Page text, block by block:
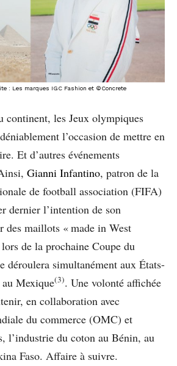
: Les marques IGC Fashion et ©Concrete
continent, les Jeux olympiques
l’occasion de mettre en
Et d’autres événements
Gianni Infantino, patron de la
de football association (FIFA)
dernier l’intention de son
des maillots « made in West
de la prochaine Coupe du
déroulera simultanément aux États-
Mexique(3). Une volonté affichée
en collaboration avec
du commerce (OMC) et
l’industrie du coton au Bénin, au
Faso. Affaire à suivre.